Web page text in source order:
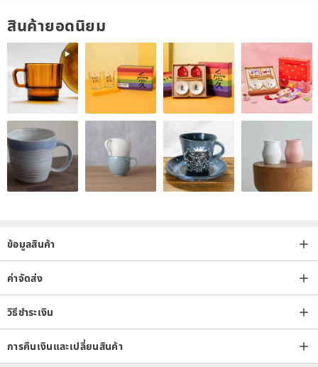
สินค้ายอดนิยม
ข้อมูลสินค้า
ค่าจัดส่ง
วิธีชำระเงิน
การคืนเงินและเปลี่ยนสินค้า